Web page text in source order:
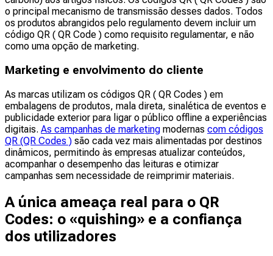
o principal mecanismo de transmissão desses dados. Todos
os produtos abrangidos pelo regulamento devem incluir um
código QR ( QR Code ) como requisito regulamentar, e não
como uma opção de marketing.
Marketing e envolvimento do cliente
As marcas utilizam os códigos QR ( QR Codes ) em
embalagens de produtos, mala direta, sinalética de eventos e
publicidade exterior para ligar o público offline a experiências
digitais. As campanhas de marketing modernas com códigos
QR (QR Codes ) são cada vez mais alimentadas por destinos
dinâmicos, permitindo às empresas atualizar conteúdos,
acompanhar o desempenho das leituras e otimizar
campanhas sem necessidade de reimprimir materiais.
A única ameaça real para o QR
Codes: o «quishing» e a confiança
dos utilizadores